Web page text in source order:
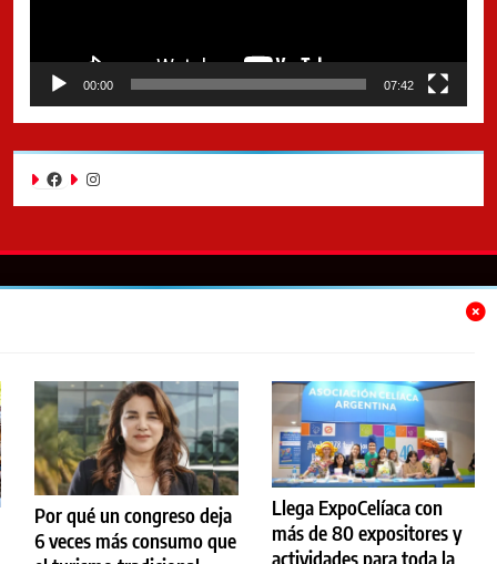
Por qué un congreso deja
6 veces más consumo que
Llega ExpoCelíaca con
más de 80 expositores y
actividades para toda la
00:00 07:42
FacebookInstagram
Camino Gastronómico-2025 Powered ByBlazeThemes.